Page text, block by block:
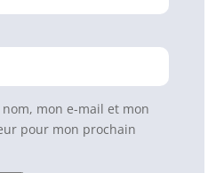
mon e-mail et mon
pour mon prochain